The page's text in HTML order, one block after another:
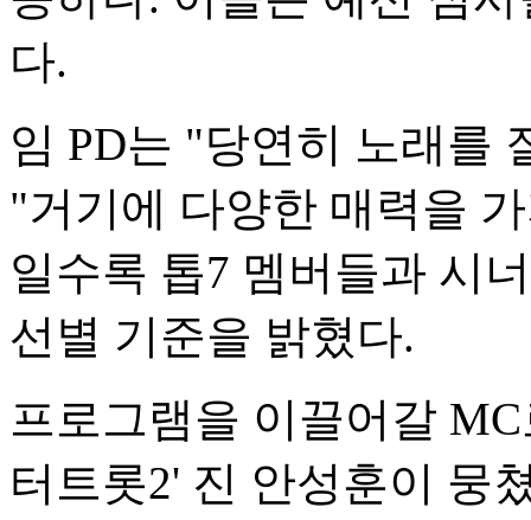
다.
임 PD는 "당연히 노래를
"거기에 다양한 매력을
일수록 톱7 멤버들과 시
선별 기준을 밝혔다.
프로그램을 이끌어갈
터트롯2' 진 안성훈이 뭉